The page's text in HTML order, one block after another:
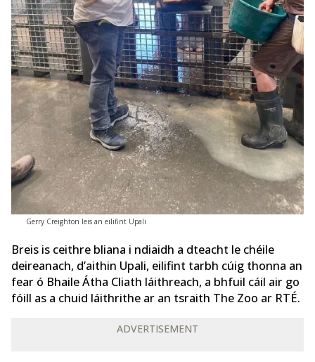
Gerry Creighton leis an eilifint Upali
Breis is ceithre bliana i ndiaidh a dteacht le chéile
deireanach, d’aithin Upali, eilifint tarbh cúig thonna an
fear ó Bhaile Átha Cliath láithreach, a bhfuil cáil air go
fóill as a chuid láithrithe ar an tsraith The Zoo ar RTÉ.
ADVERTISEMENT